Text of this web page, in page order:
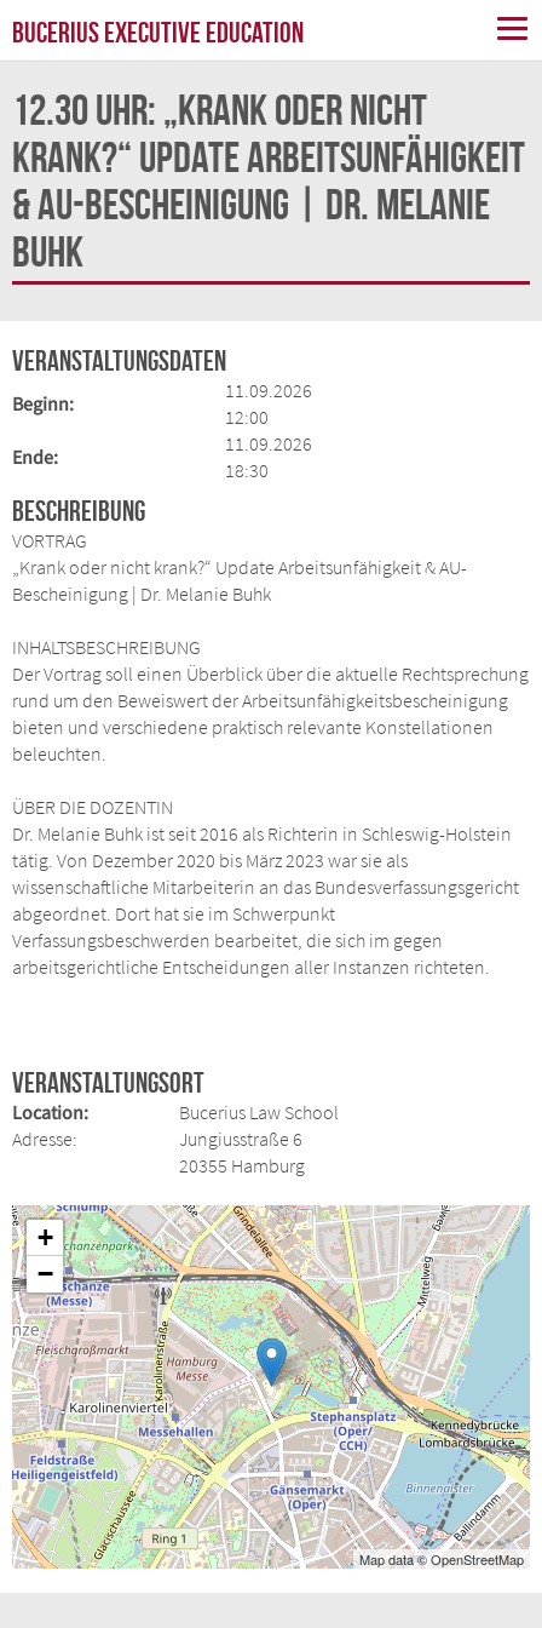
BUCERIUS EXECUTIVE EDUCATION
12.30 Uhr: „Krank oder nicht
krank?“ Update Arbeitsunfähigkeit
& AU-Bescheinigung | Dr. Melanie
Buhk
Veranstaltungsdaten
Beginn:
11.09.2026
12:00
Ende:
11.09.2026
18:30
Beschreibung
VORTRAG
„Krank oder nicht krank?“ Update Arbeitsunfähigkeit & AU-
Bescheinigung | Dr. Melanie Buhk
INHALTSBESCHREIBUNG
Der Vortrag soll einen Überblick über die aktuelle Rechtsprechung
rund um den Beweiswert der Arbeitsunfähigkeitsbescheinigung
bieten und verschiedene praktisch relevante Konstellationen
beleuchten.
ÜBER DIE DOZENTIN
Dr. Melanie Buhk ist seit 2016 als Richterin in Schleswig-Holstein
tätig. Von Dezember 2020 bis März 2023 war sie als
wissenschaftliche Mitarbeiterin an das Bundesverfassungsgericht
abgeordnet. Dort hat sie im Schwerpunkt
Verfassungsbeschwerden bearbeitet, die sich im gegen
arbeitsgerichtliche Entscheidungen aller Instanzen richteten.
Veranstaltungsort
Location:
Bucerius Law School
Adresse:
Jungiusstraße 6
20355 Hamburg
+
−
Map data © OpenStreetMap